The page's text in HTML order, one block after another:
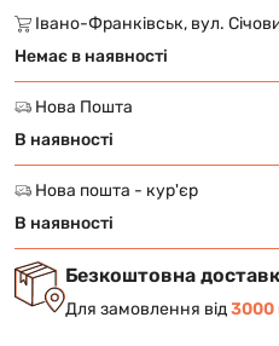
Івано-Франківськ, вул.
Немає в наявності
Нова Пошта
В наявності
Нова пошта - кур'єр
В наявності
Безкоштовна
Для замовлення від3000